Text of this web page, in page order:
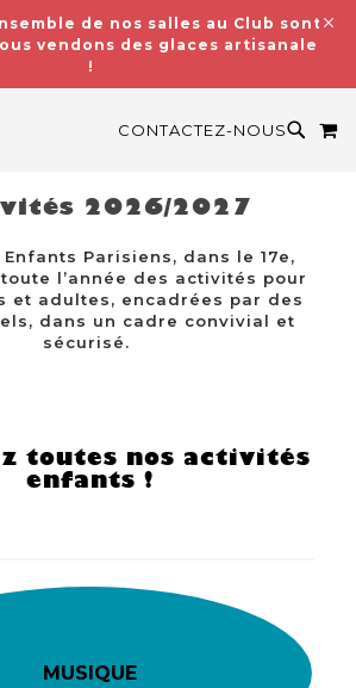
de nos salles au Club sont
vendons des glaces artisanales
!
CONTACTEZ-NOUS
2026/2027
Parisiens, dans le 17e,
l’année des activités pour
et adultes, encadrées par des
dans un cadre convivial et
sécurisé.
toutes nos activités
enfants !
MUSIQUE